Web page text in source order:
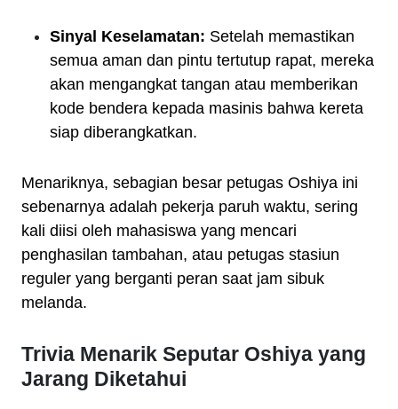
Sinyal Keselamatan: Setelah memastikan
semua aman dan pintu tertutup rapat, mereka
akan mengangkat tangan atau memberikan
kode bendera kepada masinis bahwa kereta
siap diberangkatkan.
Menariknya, sebagian besar petugas Oshiya ini
sebenarnya adalah pekerja paruh waktu, sering
kali diisi oleh mahasiswa yang mencari
penghasilan tambahan, atau petugas stasiun
reguler yang berganti peran saat jam sibuk
melanda.
Trivia Menarik Seputar Oshiya yang
Jarang Diketahui